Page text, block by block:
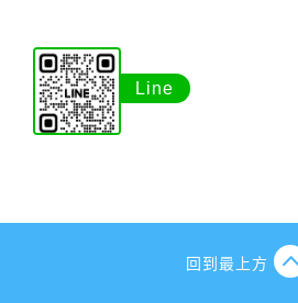
Line
回到最上方